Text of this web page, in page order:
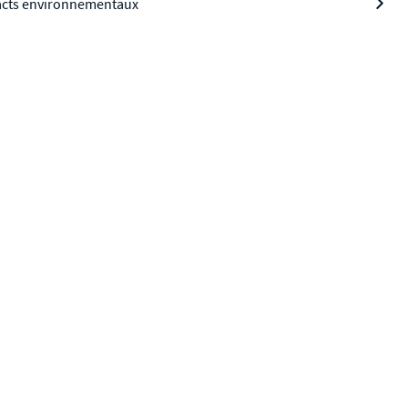
environnementaux